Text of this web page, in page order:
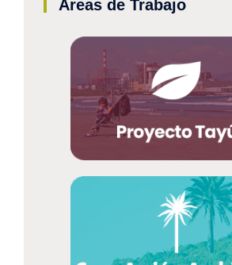
Áreas de Trabajo